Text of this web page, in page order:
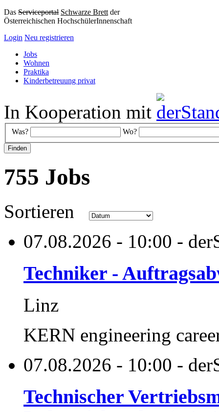
Das Serviceportal Schwarze Brett der
Österreichischen HochschülerInnenschaft
Login Neu registrieren
Jobs
Wohnen
Praktika
Kinderbetreuung privat
In Kooperation mit
Was? Wo?
755 Jobs
Sortieren
07.08.2026 - 10:00 -
Techniker -
Linz
KERN engineering
07.08.2026 - 10:00 -
Technischer